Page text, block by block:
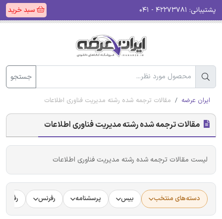
پشتیبانی: سبد خرید
جستجو
ایران عرضه مقالات ترجمه شده رشته مدیریت فناوری اطلاعات
مقالات ترجمه شده رشته مدیریت فناوری اطلاعات
لیست مقالات ترجمه شده رشته مدیریت فناوری اطلاعات
دسته‌های منتخب بیس پرسشنامه رفرنس